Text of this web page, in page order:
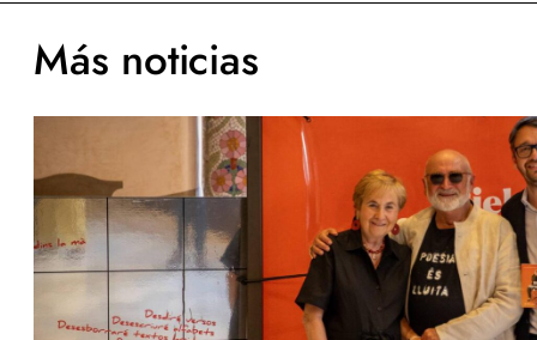
Más noticias